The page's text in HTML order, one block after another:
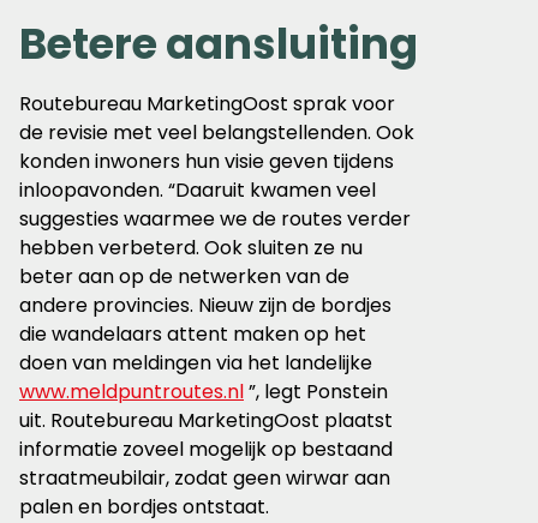
Betere aansluiting
Routebureau MarketingOost sprak voor
de revisie met veel belangstellenden. Ook
konden inwoners hun visie geven tijdens
inloopavonden. “Daaruit kwamen veel
suggesties waarmee we de routes verder
hebben verbeterd. Ook sluiten ze nu
beter aan op de netwerken van de
andere provincies. Nieuw zijn de bordjes
die wandelaars attent maken op het
doen van meldingen via het landelijke
www.meldpuntroutes.nl”, legt Ponstein
uit. Routebureau MarketingOost plaatst
informatie zoveel mogelijk op bestaand
straatmeubilair, zodat geen wirwar aan
palen en bordjes ontstaat.